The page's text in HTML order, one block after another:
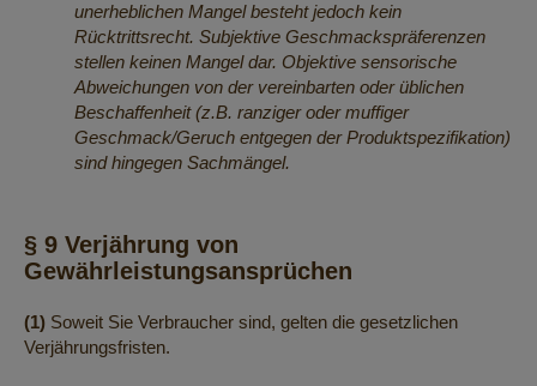
unerheblichen Mangel besteht jedoch kein
Rücktrittsrecht. Subjektive Geschmackspräferenzen
stellen keinen Mangel dar. Objektive sensorische
Abweichungen von der vereinbarten oder üblichen
Beschaffenheit (z.B. ranziger oder muffiger
Geschmack/Geruch entgegen der Produktspezifikation)
sind hingegen Sachmängel.
§ 9 Verjährung von
Gewährleistungsansprüchen
(1) Soweit Sie Verbraucher sind, gelten die gesetzlichen
Verjährungsfristen.